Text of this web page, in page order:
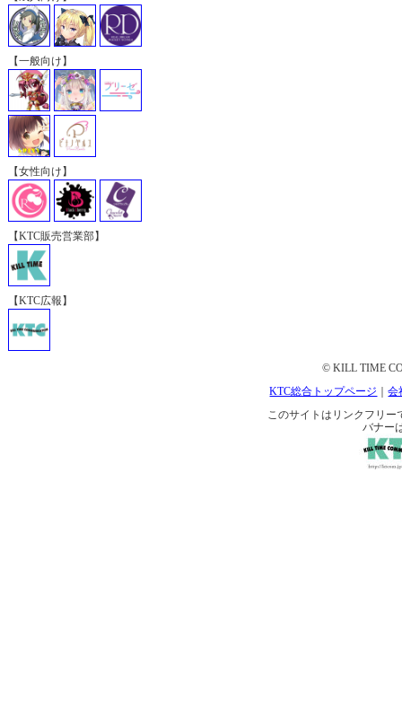
【一般向け】
【女性向け】
【KTC販売営業部】
【KTC広報】
© KILL TIME
KTC総合トップページ
｜会
このサイトはリンクフリー
バナー